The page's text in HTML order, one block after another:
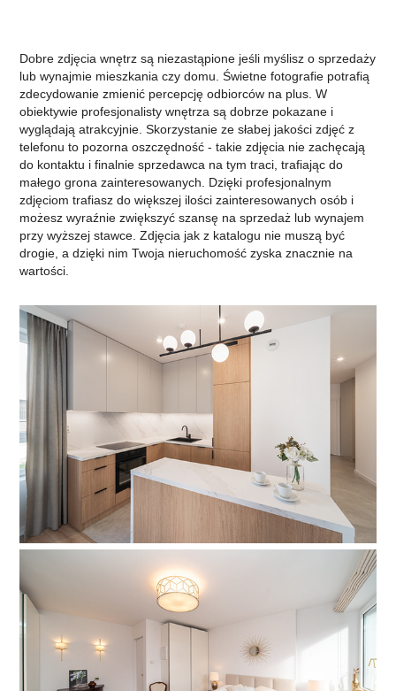
Dobre zdjęcia wnętrz są niezastąpione jeśli myślisz o sprzedaży
lub wynajmie mieszkania czy domu. Świetne fotografie potrafią
zdecydowanie zmienić percepcję odbiorców na plus. W
obiektywie profesjonalisty wnętrza są dobrze pokazane i
wyglądają atrakcyjnie. Skorzystanie ze słabej jakości zdjęć z
telefonu to pozorna oszczędność - takie zdjęcia nie zachęcają
do kontaktu i finalnie sprzedawca na tym traci, trafiając do
małego grona zainteresowanych. Dzięki profesjonalnym
zdjęciom trafiasz do większej ilości zainteresowanych osób i
możesz wyraźnie zwiększyć szansę na sprzedaż lub wynajem
przy wyższej stawce. Zdjęcia jak z katalogu nie muszą być
drogie, a dzięki nim Twoja nieruchomość zyska znacznie na
wartości.